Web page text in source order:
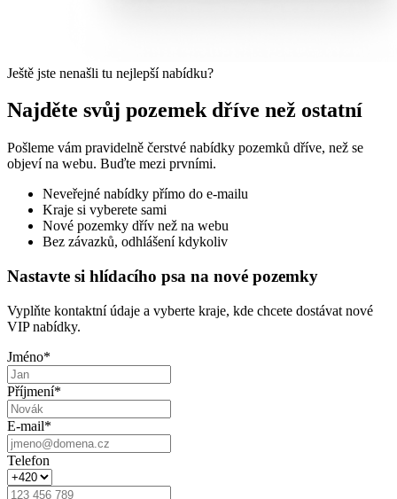
Ještě jste nenašli tu nejlepší nabídku?
Najděte svůj pozemek dříve než ostatní
Pošleme vám pravidelně čerstvé nabídky pozemků dříve, než se
objeví na webu. Buďte mezi prvními.
Neveřejné nabídky přímo do e-mailu
Kraje si vyberete sami
Nové pozemky dřív než na webu
Bez závazků, odhlášení kdykoliv
Nastavte si hlídacího psa na nové pozemky
Vyplňte kontaktní údaje a vyberte kraje, kde chcete dostávat nové
VIP nabídky.
Jméno*
Příjmení*
E-mail*
Telefon